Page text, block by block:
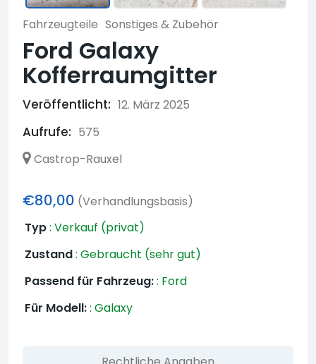
Fahrzeugteile Sonstiges & Zubehör
Ford Galaxy
Kofferraumgitter
Veröffentlicht: 12. März 2025
Aufrufe: 575
Castrop-Rauxel
€80,00 (Verhandlungsbasis)
Typ: Verkauf (privat)
Zustand: Gebraucht (sehr gut)
Passend für Fahrzeug:: Ford
Für Modell:: Galaxy